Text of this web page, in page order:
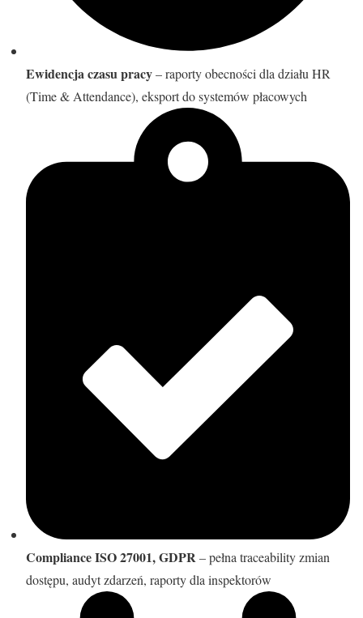
Ewidencja czasu pracy– raporty obecności dla działu HR
(Time & Attendance), eksport do systemów płacowych
Compliance ISO 27001, GDPR– pełna traceability zmian
dostępu, audyt zdarzeń, raporty dla inspektorów